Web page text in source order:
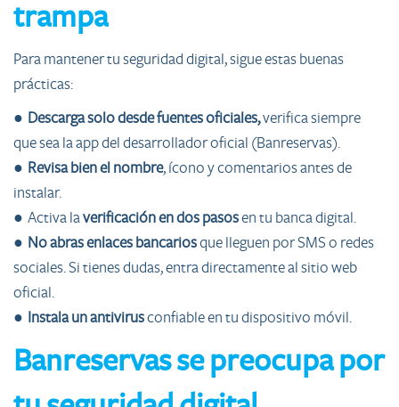
trampa
Para mantener tu seguridad digital, sigue estas buenas
prácticas:
● Descarga solo desde fuentes oficiales,verifica siempre
que sea la app del desarrollador oficial (Banreservas).
● Revisa bien el nombre, ícono y comentarios antes de
instalar.
● Activa laverificación en dos pasosen tu banca digital.
● No abras enlaces bancariosque lleguen por SMS o redes
sociales. Si tienes dudas, entra directamente al sitio web
oficial.
● Instala un antivirusconfiable en tu dispositivo móvil.
Banreservas se preocupa por